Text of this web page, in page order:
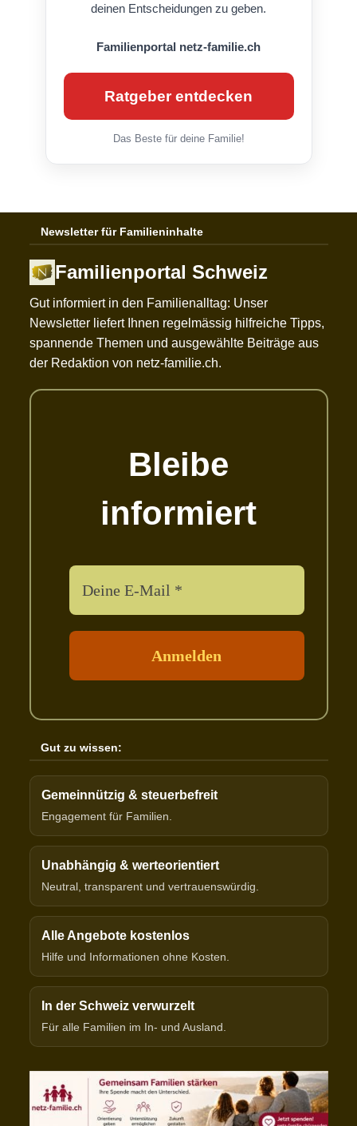
deinen Entscheidungen zu geben.
Familienportal netz-familie.ch
Ratgeber entdecken
Das Beste für deine Familie!
Newsletter für Familieninhalte
Familienportal Schweiz
Gut informiert in den Familienalltag: Unser
Newsletter liefert Ihnen regelmässig hilfreiche Tipps,
spannende Themen und ausgewählte Beiträge aus
der Redaktion von netz-familie.ch.
Bleibe
informiert
Gut zu wissen:
Gemeinnützig & steuerbefreit
Engagement für Familien.
Unabhängig & werteorientiert
Neutral, transparent und vertrauenswürdig.
Alle Angebote kostenlos
Hilfe und Informationen ohne Kosten.
In der Schweiz verwurzelt
Für alle Familien im In- und Ausland.